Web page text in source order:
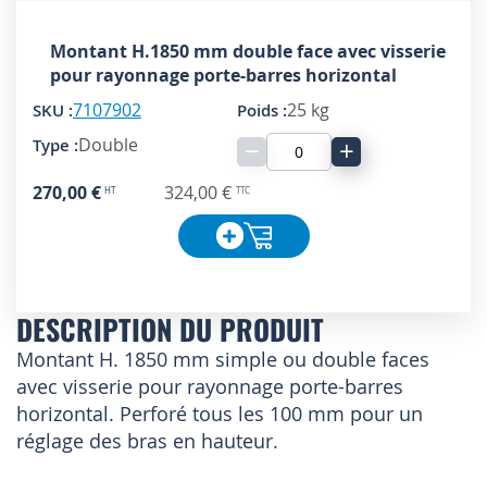
Montant H.1850 mm double face avec visserie
pour rayonnage porte-barres horizontal
7107902
25 kg
Double
− +
270,00 € 324,00 €
DESCRIPTION DU PRODUIT
Montant H. 1850 mm simple ou double faces
avec visserie pour rayonnage porte-barres
horizontal. Perforé tous les 100 mm pour un
réglage des bras en hauteur.